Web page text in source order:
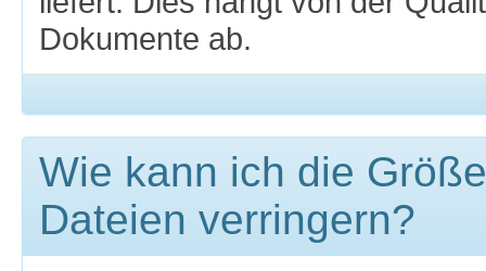
Dokumente ab.
Wie kann ich die
Dateien verringern?